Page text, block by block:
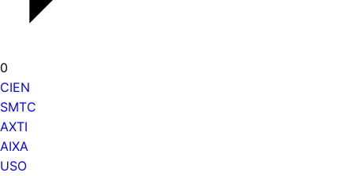
0
CIEN
SMTC
AXTI
AIXA
USO